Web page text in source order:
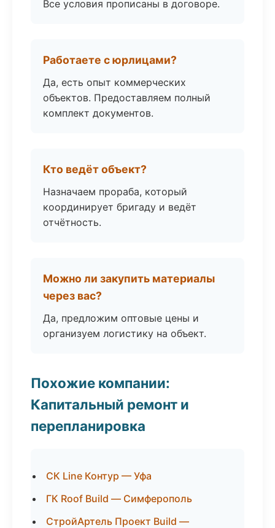
Все условия прописаны в договоре.
Работаете с юрлицами?
Да, есть опыт коммерческих
объектов. Предоставляем полный
комплект документов.
Кто ведёт объект?
Назначаем прораба, который
координирует бригаду и ведёт
отчётность.
Можно ли закупить материалы
через вас?
Да, предложим оптовые цены и
организуем логистику на объект.
Похожие компании:
Капитальный ремонт и
перепланировка
СК Line Контур — Уфа
ГК Roof Build — Симферополь
СтройАртель Проект Build —